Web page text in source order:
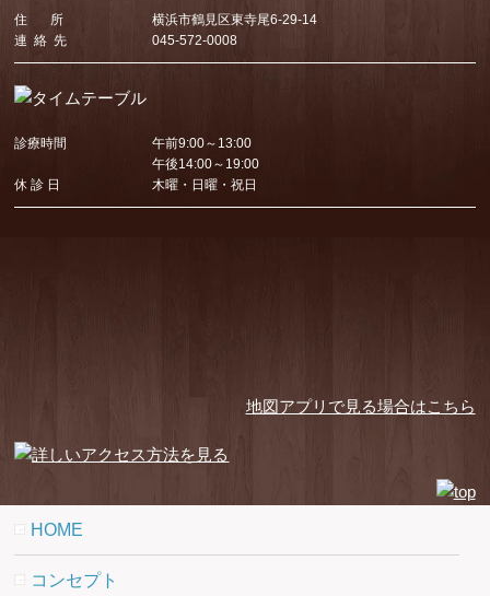
住 所
横浜市鶴見区東寺尾6-29-14
連 絡 先
045-572-0008
診療時間
午前9:00～13:00
午後14:00～19:00
休 診 日
木曜・日曜・祝日
地図アプリで見る場合はこちら
HOME
コンセプト